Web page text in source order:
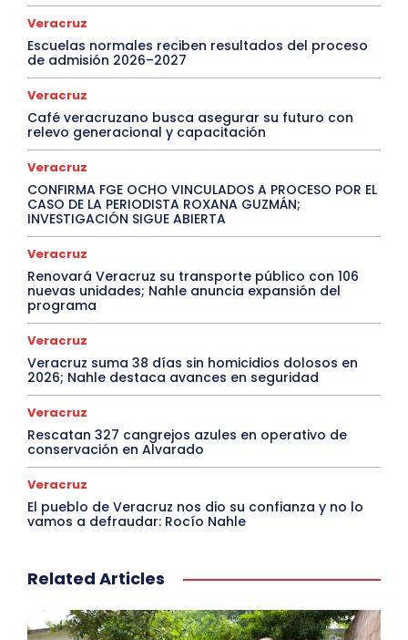
Veracruz
Escuelas normales reciben resultados del proceso
de admisión 2026–2027
Veracruz
Café veracruzano busca asegurar su futuro con
relevo generacional y capacitación
Veracruz
CONFIRMA FGE OCHO VINCULADOS A PROCESO POR EL
CASO DE LA PERIODISTA ROXANA GUZMÁN;
INVESTIGACIÓN SIGUE ABIERTA
Veracruz
Renovará Veracruz su transporte público con 106
nuevas unidades; Nahle anuncia expansión del
programa
Veracruz
Veracruz suma 38 días sin homicidios dolosos en
2026; Nahle destaca avances en seguridad
Veracruz
Rescatan 327 cangrejos azules en operativo de
conservación en Alvarado
Veracruz
El pueblo de Veracruz nos dio su confianza y no lo
vamos a defraudar: Rocío Nahle
Related Articles